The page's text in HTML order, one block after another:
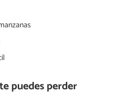
puedes perder